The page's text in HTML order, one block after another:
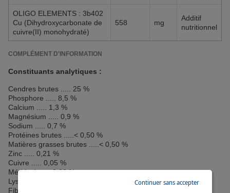
OLIGO ELEMENTS : 3b402
Cu (Dihydroxycarbonate de
cuivre(II) monohydraté)
558 mg
Additif
nutritionnel
COMPLÉMENT D'INFORMATION
Constituants analytiques :
Cendres brutes ..... 25 %
Phosphore ..... 8,5 %
Calcium ..... 1,3 %
Magnésium ..... 0,9 %
Sodium ..... 0,7 %
Protéines brutes .....< 0,50 %
Matières grasses brutes .....< 0,50 %
Zinc ..... 0,21 %
Cuivre ..... 0,05 %
Méthionine < 0,02 %
Lysine < 0,01 %
Fibres brutes .....< 2 %
Continuer sans accepter